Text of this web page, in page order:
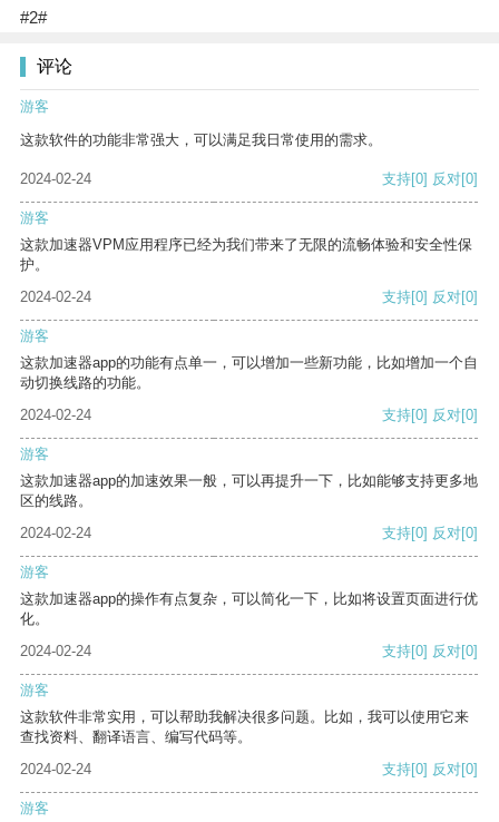
#2#
评论
游客
这款软件的功能非常强大，可以满足我日常使用的需求。
2024-02-24 支持[0] 反对[0]
游客
这款加速器VPM应用程序已经为我们带来了无限的流畅体验和安全性保
护。
2024-02-24
支持[0] 反对[0]
游客
这款加速器app的功能有点单一，可以增加一些新功能，比如增加一个自
动切换线路的功能。
2024-02-24
支持[0] 反对[0]
游客
这款加速器app的加速效果一般，可以再提升一下，比如能够支持更多地
区的线路。
2024-02-24
支持[0] 反对[0]
游客
这款加速器app的操作有点复杂，可以简化一下，比如将设置页面进行优
化。
2024-02-24
支持[0] 反对[0]
游客
这款软件非常实用，可以帮助我解决很多问题。比如，我可以使用它来
查找资料、翻译语言、编写代码等。
2024-02-24
支持[0] 反对[0]
游客